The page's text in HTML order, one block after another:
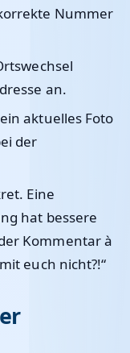
Nummer
an.
aktuelles Foto
der
Eine
hat bessere
Kommentar à
euch nicht?!“